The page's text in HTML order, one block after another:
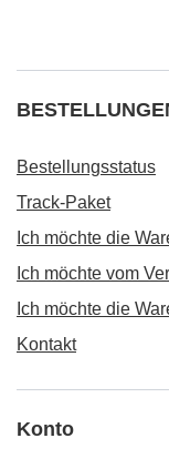
Bestellungsstatus
Track-Paket
Ich möchte die
Ich möchte vom
Ich möchte die
Kontakt
Konto